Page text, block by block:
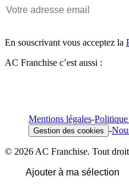
En souscrivant vous acceptez la
AC Franchise c’est aussi :
Mentions légales-
Gestion des cookies -
© 2026 AC Franchise. Tout droit
Ajouter à ma sélection